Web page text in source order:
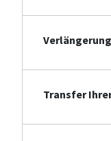
Transfer